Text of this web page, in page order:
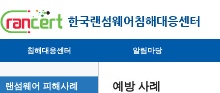
침해대응센터
· 침해피해신고
· 개인정보취급방침
알림마당
· 뉴스레터
랜섬웨어 피해사례 예방 사례